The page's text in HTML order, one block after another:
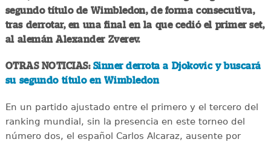
segundo título de Wimbledon, de forma consecutiva,
tras derrotar, en una final en la que cedió el primer set,
al alemán Alexander Zverev.
OTRAS NOTICIAS: Sinner derrota a Djokovic y buscará
su segundo título en Wimbledon
En un partido ajustado entre el primero y el tercero del
ranking mundial, sin la presencia en este torneo del
número dos, el español Carlos Alcaraz, ausente por